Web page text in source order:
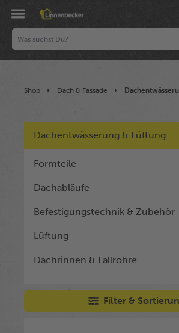
Shop Dach & Fassade
Dachentwässerung & Lüftung:
Formteile
Dachabläufe
Befestigungstechnik & Zubehör
Lüftung
Dachrinnen & Fallrohre
Filter &